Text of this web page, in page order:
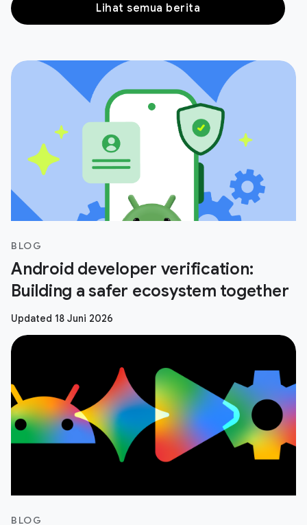
Lihat semua berita
BLOG
Android developer verification:
Building a safer ecosystem together
Updated 18 Juni 2026
BLOG